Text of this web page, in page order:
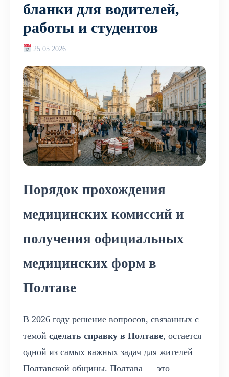
бланки для водителей,
работы и студентов
25.05.2026
Порядок прохождения
медицинских комиссий и
получения официальных
медицинских форм в
Полтаве
В 2026 году решение вопросов, связанных с
темой сделать справку в Полтаве, остается
одной из самых важных задач для жителей
Полтавской общины. Полтава — это